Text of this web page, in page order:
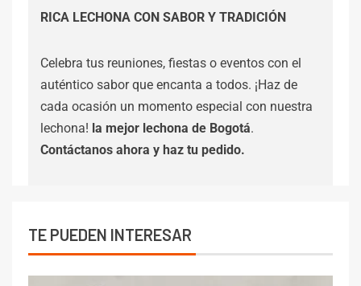
RICA LECHONA CON SABOR Y TRADICIÓN
Celebra tus reuniones, fiestas o eventos con el
auténtico sabor que encanta a todos. ¡Haz de
cada ocasión un momento especial con nuestra
lechona! la mejor lechona de Bogotá.
Contáctanos ahora y haz tu pedido.
TE PUEDEN INTERESAR